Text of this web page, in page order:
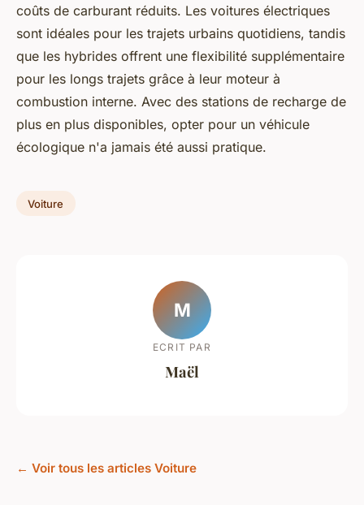
coûts de carburant réduits. Les voitures électriques
sont idéales pour les trajets urbains quotidiens, tandis
que les hybrides offrent une flexibilité supplémentaire
pour les longs trajets grâce à leur moteur à
combustion interne. Avec des stations de recharge de
plus en plus disponibles, opter pour un véhicule
écologique n'a jamais été aussi pratique.
Voiture
M
ECRIT PAR
Maël
← Voir tous les articles Voiture